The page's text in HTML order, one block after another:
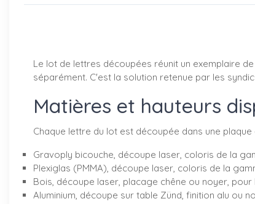
Le lot de lettres découpées réunit un exemplaire
séparément. C'est la solution retenue par les
Matières et hauteurs
Chaque lettre du lot est découpée dans une
Gravoply bicouche, découpe laser, coloris de la
Plexiglas (PMMA), découpe laser, coloris de la
Bois, découpe laser, placage chêne ou noyer, pour
Aluminium, découpe sur table Zünd, finition alu ou